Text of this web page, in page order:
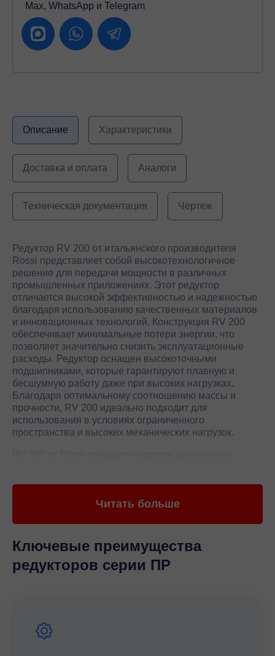
Max, WhatsApp и Telegram
Описание Характеристики
Доставка и оплата Аналоги
Техническая документация Чертеж
Редуктор RV 200 от итальянского производителя
Rossi представляет собой высокотехнологичное
решение для передачи мощности в различных
промышленных приложениях. Этот редуктор
отличается высокой эффективностью и надежностью
благодаря использованию качественных материалов
и инновационных технологий. Конструкция RV 200
обеспечивает минимальные потери энергии, что
позволяет значительно снизить эксплуатационные
расходы. Редуктор оснащен высокоточными
подшипниками, которые гарантируют плавную и
бесшумную работу даже при высоких нагрузках.
Благодаря оптимальному соотношению массы и
прочности, RV 200 идеально подходит для
использования в условиях ограниченного
пространства и высоких механических нагрузок.
системы, обеспечивая высокую совместимость и
производства гарантируют долговечность и
стабильную работу редуктора. RV 200 от Rossi — это
идеальное решение для тех, кто ищет надежное и
повышения производительности и снижения затрат
на техническое обслуживание.
Читать больше
Ключевые преимущества
редукторов серии ПР